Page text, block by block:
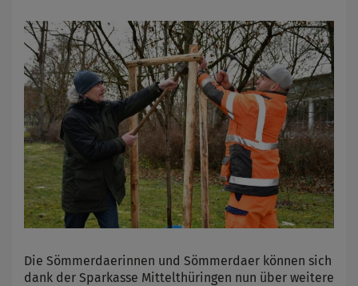
Die Sömmerdaerinnen und Sömmerdaer können sich
dank der Sparkasse Mittelthüringen nun über weitere